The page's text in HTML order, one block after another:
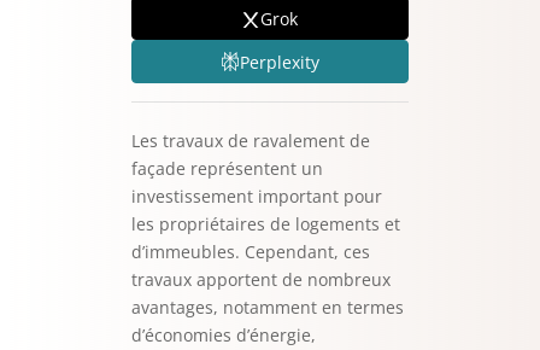
Grok
Perplexity
Les travaux de ravalement de
façade représentent un
investissement important pour
les propriétaires de logements et
d’immeubles. Cependant, ces
travaux apportent de nombreux
avantages, notamment en termes
d’économies d’énergie,